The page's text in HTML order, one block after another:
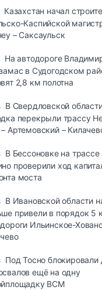
Казахстан начал
Каспийской
– Саксаульск
На автодороге
в Судогодском
2,8 км полотна
В Свердловской
перекрыли трассу
Артемовский –
В Бессоновке на трассе
проверили ход
моста
В Ивановской области
привели в порядок 5
Ильинское-
Под Тосно блокировали
ещё на одну
ВСМ